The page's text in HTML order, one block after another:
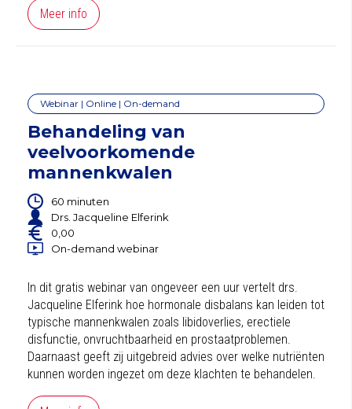
Meer info
Webinar | Online | On-demand
Behandeling van
veelvoorkomende
mannenkwalen
60 minuten
Drs. Jacqueline Elferink
0,00
On-demand webinar
In dit gratis webinar van ongeveer een uur vertelt drs.
Jacqueline Elferink hoe hormonale disbalans kan leiden tot
typische mannenkwalen zoals libidoverlies, erectiele
disfunctie, onvruchtbaarheid en prostaatproblemen.
Daarnaast geeft zij uitgebreid advies over welke nutriënten
kunnen worden ingezet om deze klachten te behandelen.